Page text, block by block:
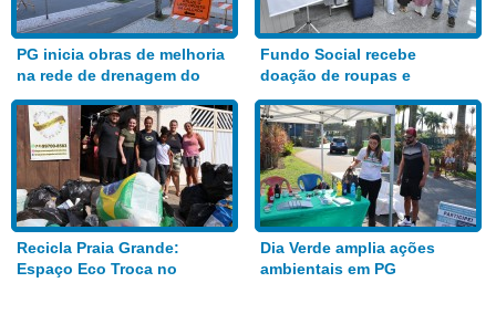
PG inicia obras de melhoria
na rede de drenagem do
Bairro Aviação
Fundo Social recebe
doação de roupas e
alimentos
Recicla Praia Grande:
Espaço Eco Troca no
Dia Verde amplia ações
ambientais em PG